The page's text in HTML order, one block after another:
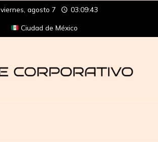
viernes, agosto 7 03:09:43
Ciudad de México